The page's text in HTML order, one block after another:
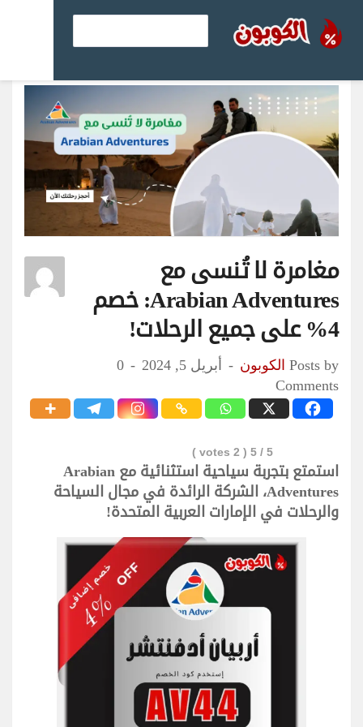
مغامرة لا تُنسى مع
Arabian Adventures:
خصم 4% على جميع
الرحلات!
Posts byالكوبون أبريل 5, 2024 0
Comments
5
/ 5 (
2
votes )
استمتع بتجربة سياحية استثنائية مع Arabian
Adventures، الشركة الرائدة في مجال
السياحة والرحلات في الإمارات العربية
المتحدة!